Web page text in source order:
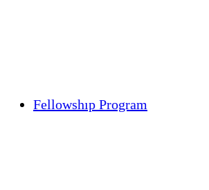
Fellowshıp Program